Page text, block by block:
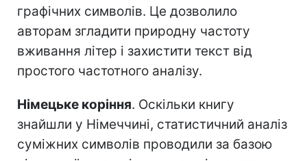
графічних символів. Це дозволило
авторам згладити природну частоту
вживання літер і захистити текст від
простого частотного аналізу.
Німецьке коріння. Оскільки книгу
знайшли у Німеччині, статистичний аналіз
суміжних символів проводили за базою